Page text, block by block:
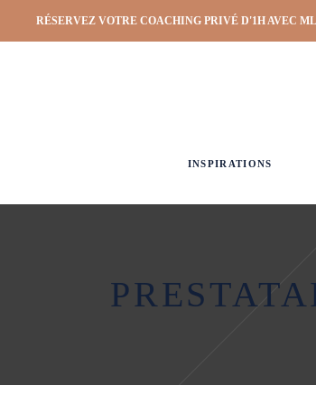
RÉSERVEZ VOTRE COACHING PRIVÉ D'1H AVEC
INSPIRATIONS